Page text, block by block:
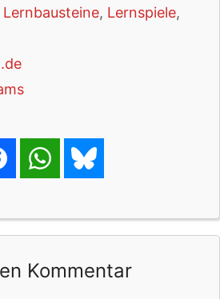
Lernbausteine, Lernspiele,
Kommentar